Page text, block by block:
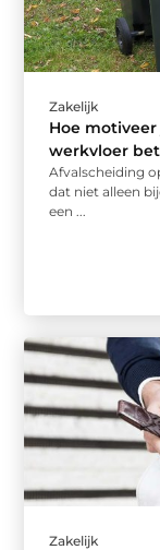
Zakelijk
Hoe motiveer
werkvloer
Afvalscheiding
dat niet alleen
een ...
Zakelijk